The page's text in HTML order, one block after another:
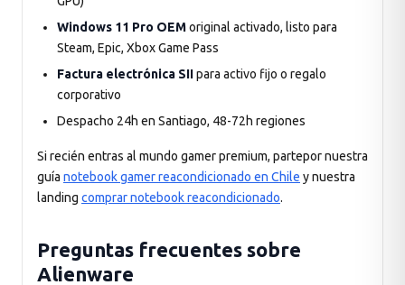
Windows 11 Pro OEMoriginal activado, listo para
Steam, Epic, Xbox Game Pass
Factura electrónica SIIpara activo fijo o regalo
corporativo
Despacho 24h en Santiago, 48-72h regiones
Si recién entras al mundo gamer premium, partepor nuestra
guía notebook gamer reacondicionado en Chile y nuestra
landing comprar notebook reacondicionado.
Preguntas frecuentes sobre
Alienware